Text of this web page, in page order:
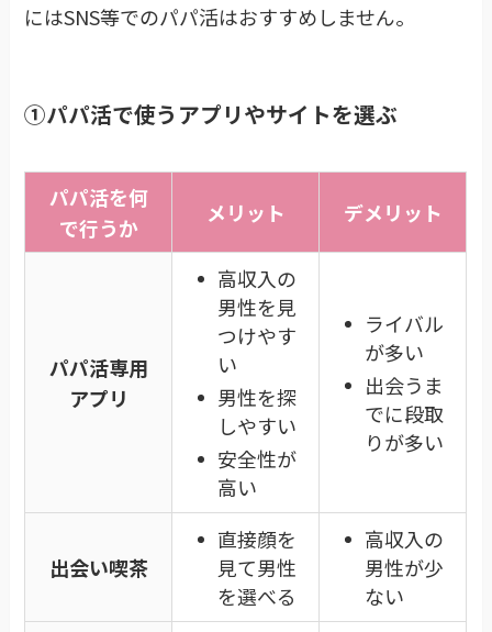
にはSNS等でのパパ活はおすすめしません。
①パパ活で使うアプリやサイトを選ぶ
パパ活を何
で行うか
メリット デメリット
パパ活専用
アプリ
高収入の
男性を見
つけやす
い
男性を探
しやすい
安全性が
高い
ライバル
が多い
出会うま
でに段取
りが多い
出会い喫茶
直接顔を
見て男性
を選べる
高収入の
男性が少
ない